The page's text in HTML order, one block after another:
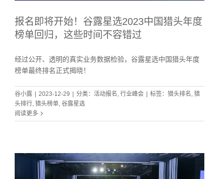
报名即将开始！谷露星选2023中国猎头年度
榜单回归，这些时间不容错过
经过公开、透明的真实业务数据检验，谷露星选中国猎头年度
榜单最终排名正式揭晓！
谷小露 2023-12-29 分类： 活动报名, 行业峰会 标签： 猎头排名, 猎
头排行, 猎头榜单, 谷露星选
阅读更多